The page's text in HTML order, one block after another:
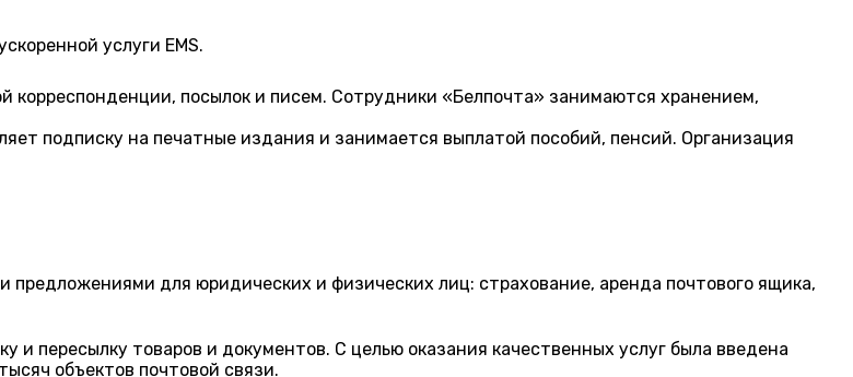
услуги EMS.
корреспонденции, посылок и писем. Сотрудники «Белпочта» занимаются хранением,
подписку на печатные издания и занимается выплатой пособий, пенсий. Организация
для юридических и физических лиц: страхование, аренда почтового ящика,
и пересылку товаров и документов. С целью оказания качественных услуг была введена
объектов почтовой связи.